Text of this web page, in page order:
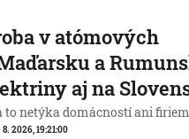
v atómových
a
aj na
to netýka domácností ani
8. 2026, 19:21:00